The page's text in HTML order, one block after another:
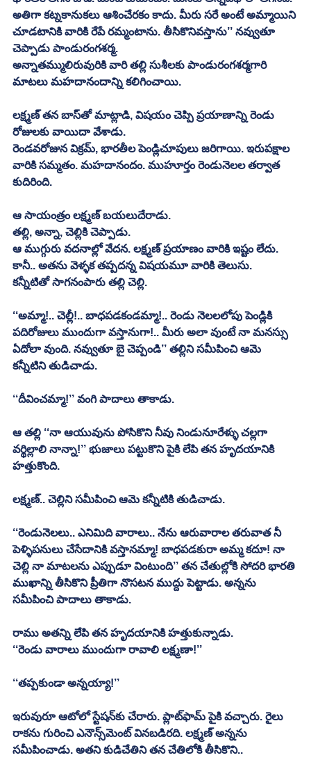
అతిగా కట్నకానుకలు ఆశించేరకం కాదు. మీరు సరే అంటే అమ్మాయిని
చూడటానికి వారికి రేపే రమ్మంటాను. తీసికొనివస్తాను’’ నవ్వుతూ
చెప్పాడు పాండురంగశర్మ.
అన్నాతమ్ములిరువురికి వారి తల్లి సుశీలకు పాండురంగశర్మగారి
మాటలు మహదానందాన్ని కలిగించాయి.
లక్ష్మణ్‌ తన బాస్‌తో మాట్లాడి, విషయం చెప్పి ప్రయాణాన్ని రెండు
రోజులకు వాయిదా వేశాడు.
రెండవరోజున విక్రమ్‌, భారతీల పెండ్లిచూపులు జరిగాయి. ఇరుపక్షాల
వారికి సమ్మతం. మహదానందం. ముహూర్తం రెండునెలల తర్వాత
కుదిరింది.
ఆ సాయంత్రం లక్ష్మణ్‌ బయలుదేరాడు.
తల్లి, అన్నా, చెల్లికి చెప్పాడు.
ఆ ముగ్గురు వదనాల్లో వేదన. లక్ష్మణ్‌ ప్రయాణం వారికి ఇష్టం లేదు.
కానీ.. అతను వెళ్ళక తప్పదన్న విషయమూ వారికి తెలుసు.
కన్నీటితో సాగనంపారు తల్లి చెల్లి.
‘‘అమ్మా!.. చెల్లీ!.. బాధపడకండమ్మా!.. రెండు నెలలలోపు పెండ్లికి
పదిరోజులు ముందుగా వస్తానుగా!.. మీరు అలా వుంటే నా మనస్సు
ఏదోలా వుంది. నవ్వుతూ బై చెప్పండి’’ తల్లిని సమీపించి ఆమె
కన్నీటిని తుడిచాడు.
‘‘దీవించమ్మా!’’ వంగి పాదాలు తాకాడు.
ఆ తల్లి ‘‘నా ఆయువును పోసికొని నీవు నిండునూరేళ్ళు చల్లగా
వర్థిల్లాలి నాన్నా!’’ భుజాలు పట్టుకొని పైకి లేపి తన హృదయానికి
హత్తుకొంది.
లక్ష్మణ్‌.. చెల్లిని సమీపించి ఆమె కన్నీటికి తుడిచాడు.
‘‘రెండునెలలు.. ఎనిమిది వారాలు.. నేను ఆరువారాల తరువాత నీ
పెళ్ళిపనులు చేసేదానికి వస్తానమ్మా! బాధపడకురా అమ్మ కదూ! నా
చెల్లి నా మాటలను ఎప్పుడూ వింటుంది’’ తన చేతుల్లోకి సోదరి భారతి
ముఖాన్ని తీసికొని ప్రీతిగా నొసటన ముద్దు పెట్టాడు. అన్నను
సమీపించి పాదాలు తాకాడు.
‘‘రెండు వారాలు ముందుగా రావాలి లక్ష్మణా!’’
‘‘తప్పకుండా అన్నయ్యా!’’
ఇరువురూ ఆటోలో స్టేషన్‌కు చేరారు. ప్లాట్‌ఫామ్‌ పైకి వచ్చారు. రైలు
రాకను గురించి ఎనౌన్స్‌మెంట్‌ వినబడిరది. లక్ష్మణ్‌ అన్నను
సమీపించాడు. అతని కుడిచేతిని తన చేతిలోకి తీసికొని..